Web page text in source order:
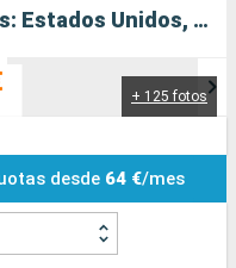
Crucero Mariner of the Seas: Estados Unidos, México salida desde Galveston
+ 125 fotos
desde64 €/mes
Compañías